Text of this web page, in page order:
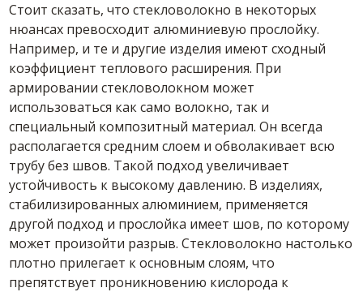
Стоит сказать, что стекловолокно в некоторых
нюансах превосходит алюминиевую прослойку.
Например, и те и другие изделия имеют сходный
коэффициент теплового расширения. При
армировании стекловолокном может
использоваться как само волокно, так и
специальный композитный материал. Он всегда
располагается средним слоем и обволакивает всю
трубу без швов. Такой подход увеличивает
устойчивость к высокому давлению. В изделиях,
стабилизированных алюминием, применяется
другой подход и прослойка имеет шов, по которому
может произойти разрыв. Стекловолокно настолько
плотно прилегает к основным слоям, что
препятствует проникновению кислорода к